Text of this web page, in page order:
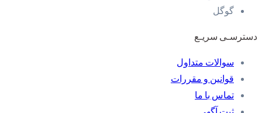
گوگل
دسترسـی سریـع
سوالات متداول
قوانین و مقررات
تماس با ما